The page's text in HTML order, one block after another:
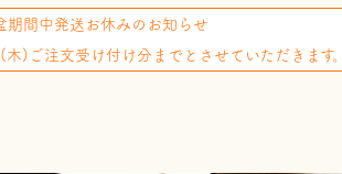
期間中発送お休みのお知らせ
)ご注文受け付け分までとさせていただきます。